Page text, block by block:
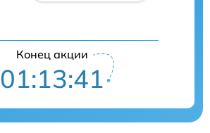
Конец акции
01:13:40